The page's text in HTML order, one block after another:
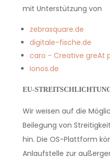
mit Unterstützung von
zebrasquare.de
digitale-fische.de
caro - Creative greAt
Ionos.de
EU-
Wir weisen auf die
Beilegung von
hin. Die OS-Plattform
Anlaufstelle zur